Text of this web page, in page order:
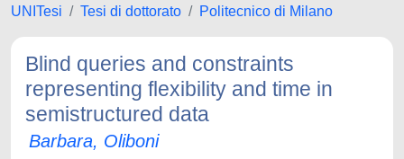
UNITesi Tesi di dottorato Politecnico di Milano
Blind queries and constraints
representing flexibility and time in
semistructured data
Barbara, Oliboni